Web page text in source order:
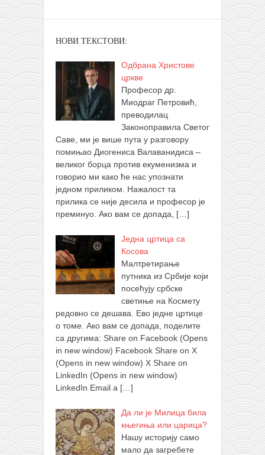
НОВИ ТЕКСТОВИ:
Одбрана Христове
цркве
Професор др.
Миодраг Петровић,
преводилац
Законоправила Светог
Саве, ми је више пута у разговору
помињао Диогениса Валаванидиса –
великог борца против екуменизма и
говорио ми како ће нас упознати
једном приликом. Нажалост та
прилика се није десила и професор је
преминуо. Ако вам се допада, […]
Једна цртица са
Косова
Малтретирање
путника из Србије који
посећују србске
светиње на Космету
редовно се дешава. Ево једне цртице
о томе. Ако вам се допада, поделите
са другима: Share on Facebook (Opens
in new window) Facebook Share on X
(Opens in new window) X Share on
LinkedIn (Opens in new window)
LinkedIn Email a […]
Да ли је Милица била
књегиња или царица?
Нашу историју само
мало да загребете